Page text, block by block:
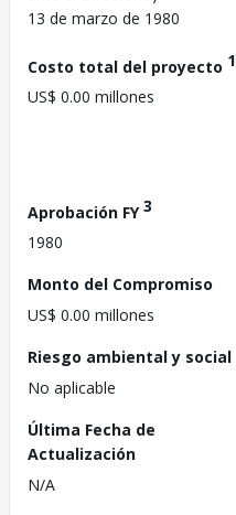
13 de marzo de 1980
Costo total del proyecto 1
US$ 0.00 millones
Aprobación FY3
1980
Monto del Compromiso
US$ 0.00 millones
Riesgo ambiental y social
No aplicable
Última Fecha de
Actualización
N/A